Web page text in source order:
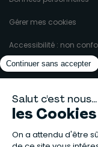
Gérer mes cookies
Accessibilité : non